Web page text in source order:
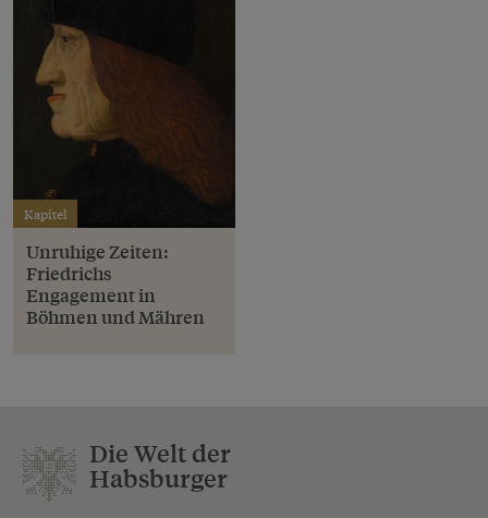
Kapitel
Unruhige Zeiten:
Friedrichs
Engagement in
Böhmen und Mähren
Die Welt der
Habsburger